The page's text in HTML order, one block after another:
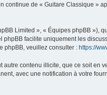
de « Guitare Classique »
Limited », « Équipes phpBB »),
phpBB facilite uniquement les
phpBB, veuillez consulter : https://
contenu illicite, que ce soit en
avec une notification à votre